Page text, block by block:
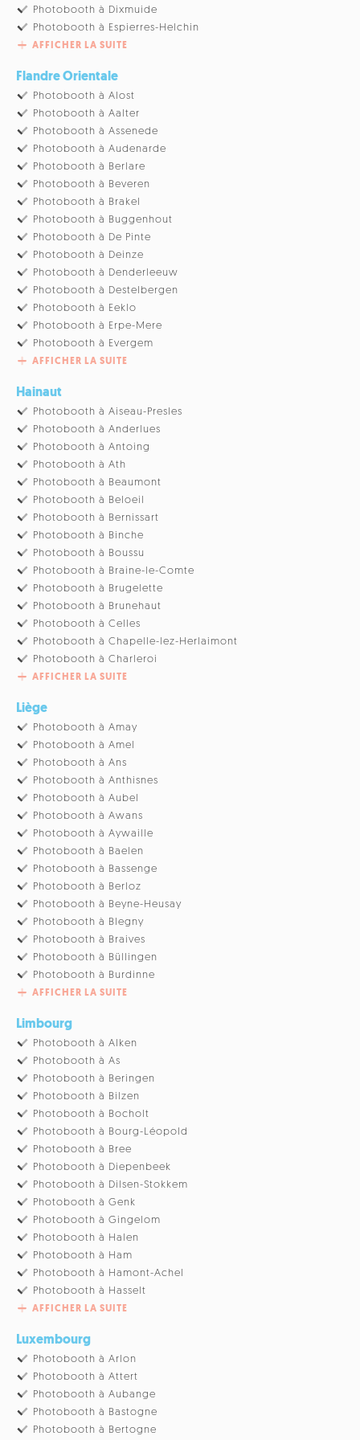
Photobooth à Dixmuide
Photobooth à Espierres-Helchin
AFFICHER LA SUITE
Flandre Orientale
Photobooth à Alost
Photobooth à Aalter
Photobooth à Assenede
Photobooth à Audenarde
Photobooth à Berlare
Photobooth à Beveren
Photobooth à Brakel
Photobooth à Buggenhout
Photobooth à De Pinte
Photobooth à Deinze
Photobooth à Denderleeuw
Photobooth à Destelbergen
Photobooth à Eeklo
Photobooth à Erpe-Mere
Photobooth à Evergem
AFFICHER LA SUITE
Hainaut
Photobooth à Aiseau-Presles
Photobooth à Anderlues
Photobooth à Antoing
Photobooth à Ath
Photobooth à Beaumont
Photobooth à Beloeil
Photobooth à Bernissart
Photobooth à Binche
Photobooth à Boussu
Photobooth à Braine-le-Comte
Photobooth à Brugelette
Photobooth à Brunehaut
Photobooth à Celles
Photobooth à Chapelle-lez-Herlaimont
Photobooth à Charleroi
AFFICHER LA SUITE
Liège
Photobooth à Amay
Photobooth à Amel
Photobooth à Ans
Photobooth à Anthisnes
Photobooth à Aubel
Photobooth à Awans
Photobooth à Aywaille
Photobooth à Baelen
Photobooth à Bassenge
Photobooth à Berloz
Photobooth à Beyne-Heusay
Photobooth à Blegny
Photobooth à Braives
Photobooth à Büllingen
Photobooth à Burdinne
AFFICHER LA SUITE
Limbourg
Photobooth à Alken
Photobooth à As
Photobooth à Beringen
Photobooth à Bilzen
Photobooth à Bocholt
Photobooth à Bourg-Léopold
Photobooth à Bree
Photobooth à Diepenbeek
Photobooth à Dilsen-Stokkem
Photobooth à Genk
Photobooth à Gingelom
Photobooth à Halen
Photobooth à Ham
Photobooth à Hamont-Achel
Photobooth à Hasselt
AFFICHER LA SUITE
Luxembourg
Photobooth à Arlon
Photobooth à Attert
Photobooth à Aubange
Photobooth à Bastogne
Photobooth à Bertogne